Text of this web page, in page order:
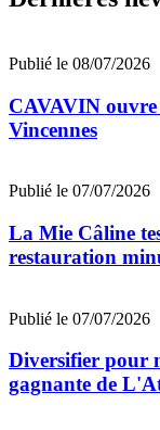
Publié le 08/07/2026
CAVAVIN ouvre
Vincennes
Publié le 07/07/2026
La Mie Câline
restauration
Publié le 07/07/2026
Diversifier pour
gagnante de